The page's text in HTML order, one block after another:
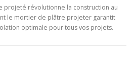
projeté révolutionne la construction au
le mortier de plâtre projeter garantit
optimale pour tous vos projets.